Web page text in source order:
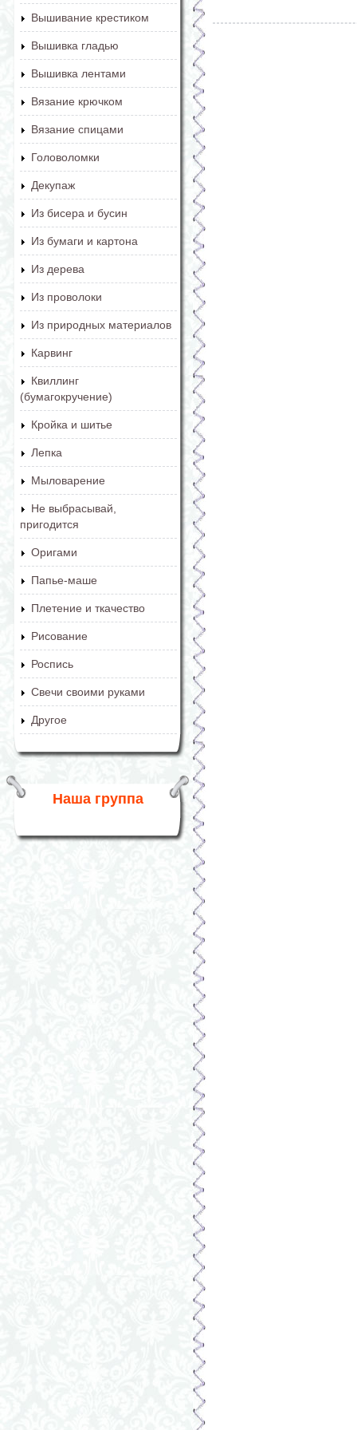
Вышивание крестиком
Вышивка гладью
Вышивка лентами
Вязание крючком
Вязание спицами
Головоломки
Декупаж
Из бисера и бусин
Из бумаги и картона
Из дерева
Из проволоки
Из природных материалов
Карвинг
Квиллинг
(бумагокручение)
Кройка и шитье
Лепка
Мыловарение
Не выбрасывай,
пригодится
Оригами
Папье-маше
Плетение и ткачество
Рисование
Роспись
Свечи своими руками
Другое
Наша группа